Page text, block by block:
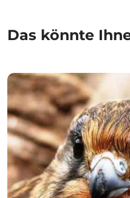
Das könnte